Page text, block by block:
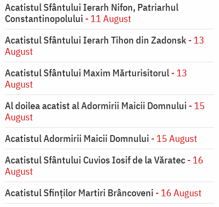
Acatistul Sfântului Ierarh Nifon, Patriarhul
Constantinopolului - 11 August
Acatistul Sfântului Ierarh Tihon din Zadonsk- 13
August
Acatistul Sfântului Maxim Mărturisitorul- 13
August
Al doilea acatist al Adormirii Maicii Domnului - 15
August
Acatistul Adormirii Maicii Domnului - 15 August
Acatistul Sfântului Cuvios Iosif de la Văratec- 16
August
Acatistul Sfinților Martiri Brâncoveni - 16 August